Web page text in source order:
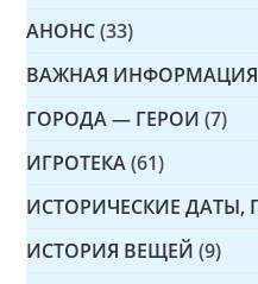
АНОНС (33)
ВАЖНАЯ ИНФОРМАЦИЯ
ГОРОДА — ГЕРОИ (7)
ИГРОТЕКА (61)
ИСТОРИЧЕСКИЕ ДАТЫ,
ИСТОРИЯ ВЕЩЕЙ (9)